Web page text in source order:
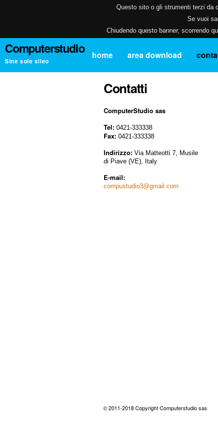
Questo sito o gli strumenti terzi da
Se vuoi
Chiudendo questo banner, scorrendo
Computerstudio
Sine sole sileo
home area download
Contatti
ComputerStudio sas
Tel: 0421-333338
Fax: 0421-333338
Indirizzo: Via Matteotti 7, Musile
di Piave (VE), Italy
E-mail:
compustudio3@gmail.com
© 2011-2018 Copyright Computerstudio sas